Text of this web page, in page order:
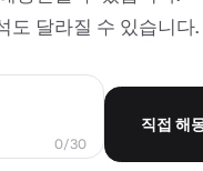
도 달라질 수 있습니다.
0/30
직접 해